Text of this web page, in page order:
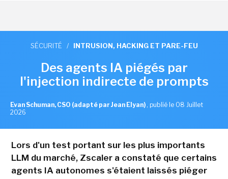
SÉCURITÉ / INTRUSION, HACKING ET PARE-FEU
Des agents IA piégés par
l'injection indirecte de prompts
Evan Schuman, CSO (adapté par Jean Elyan) , publié le 08 Juillet
2026
Lors d'un test portant sur les plus importants
LLM du marché, Zscaler a constaté que certains
agents IA autonomes s'étaient laissés piéger